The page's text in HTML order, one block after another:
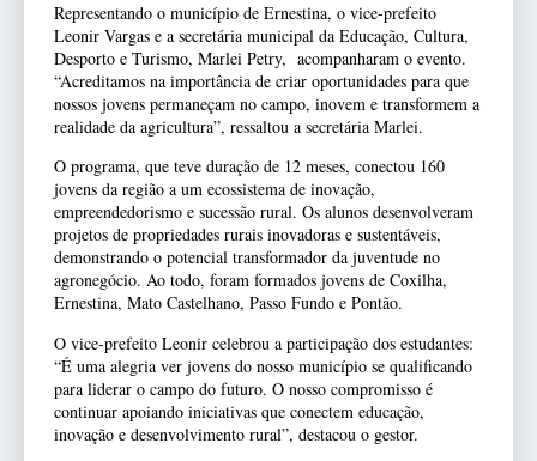
Representando o município de Ernestina, o vice-prefeito
Leonir Vargas e a secretária municipal da Educação, Cultura,
Desporto e Turismo, Marlei Petry, acompanharam o evento.
“Acreditamos na importância de criar oportunidades para que
nossos jovens permaneçam no campo, inovem e transformem a
realidade da agricultura”, ressaltou a secretária Marlei.
O programa, que teve duração de 12 meses, conectou 160
jovens da região a um ecossistema de inovação,
empreendedorismo e sucessão rural. Os alunos desenvolveram
projetos de propriedades rurais inovadoras e sustentáveis,
demonstrando o potencial transformador da juventude no
agronegócio. Ao todo, foram formados jovens de Coxilha,
Ernestina, Mato Castelhano, Passo Fundo e Pontão.
O vice-prefeito Leonir celebrou a participação dos estudantes:
“É uma alegria ver jovens do nosso município se qualificando
para liderar o campo do futuro. O nosso compromisso é
continuar apoiando iniciativas que conectem educação,
inovação e desenvolvimento rural”, destacou o gestor.